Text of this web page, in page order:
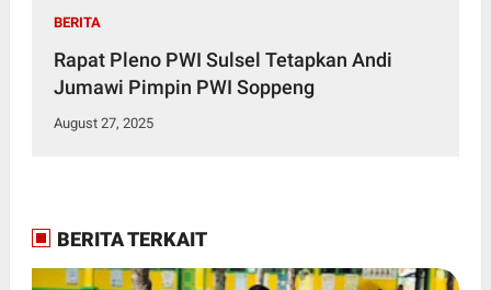
BERITA
Rapat Pleno PWI Sulsel Tetapkan Andi
Jumawi Pimpin PWI Soppeng
August 27, 2025
BERITA TERKAIT